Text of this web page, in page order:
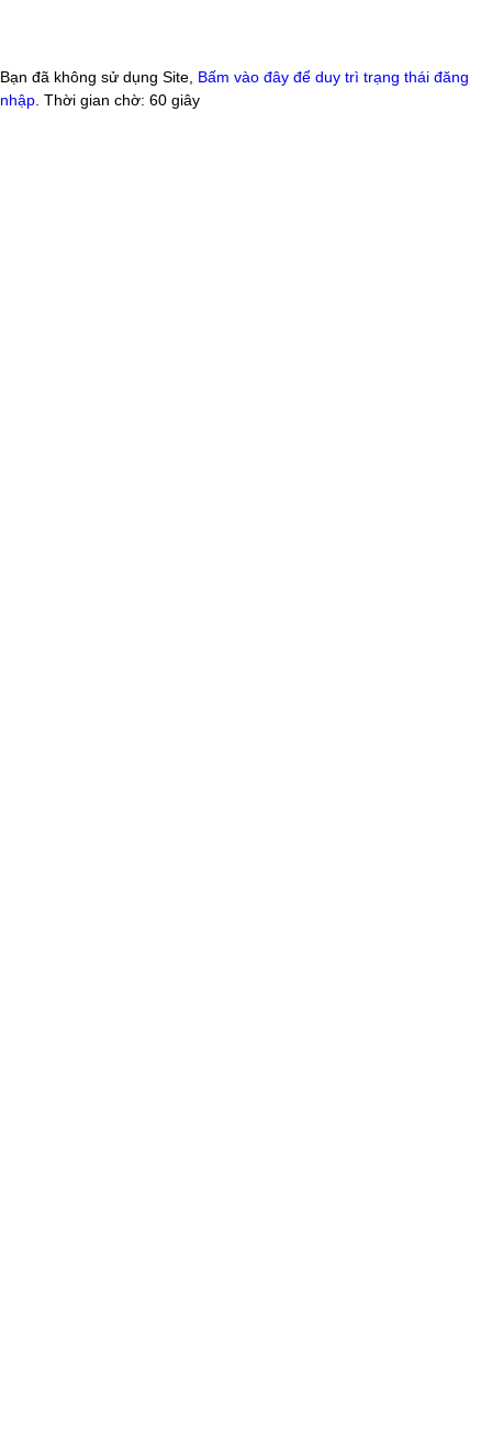
Bạn đã không sử dụng Site, Bấm vào đây để duy trì trạng thái đăng
nhập . Thời gian chờ: 60 giây